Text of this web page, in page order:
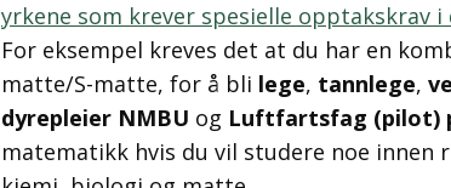
yrkene som krever spesielle opptakskrav i
For eksempel kreves det at du har en
matte/S-matte, for å bli lege, tannlege,
dyrepleier NMBU og Luftfartsfag (pilot)
matematikk hvis du vil studere noe innen